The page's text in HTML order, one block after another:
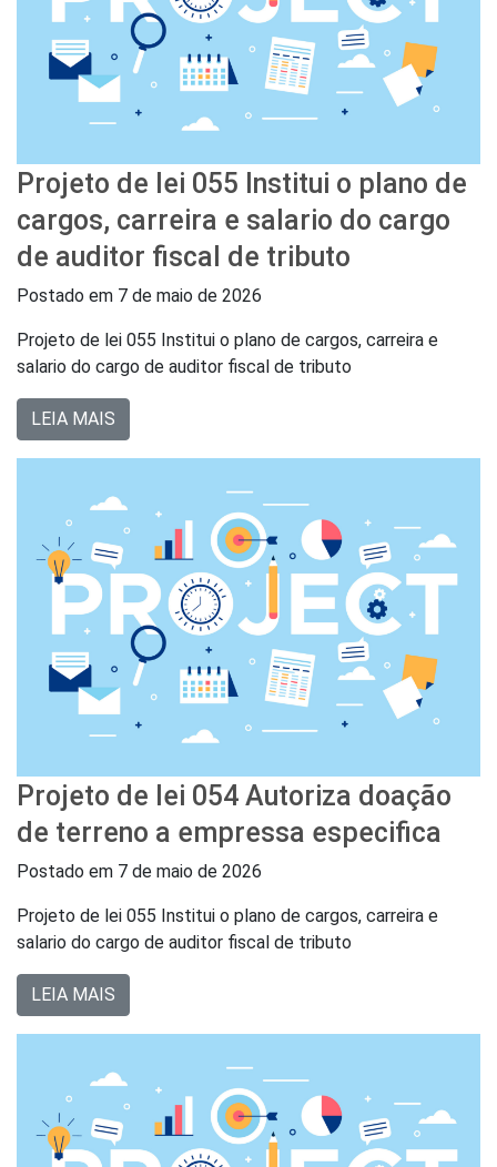
Projeto de lei 055 Institui o plano de
cargos, carreira e salario do cargo
de auditor fiscal de tributo
Postado em 7 de maio de 2026
Projeto de lei 055 Institui o plano de cargos, carreira e
salario do cargo de auditor fiscal de tributo
LEIA MAIS
Projeto de lei 054 Autoriza doação
de terreno a empressa especifica
Postado em 7 de maio de 2026
Projeto de lei 055 Institui o plano de cargos, carreira e
salario do cargo de auditor fiscal de tributo
LEIA MAIS